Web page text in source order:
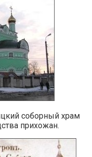
соборный храм
прихожан.